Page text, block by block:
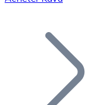
Bitcoin